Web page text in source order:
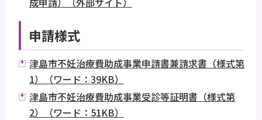
申請様式
津島市不妊治療費助成事業申請書兼請求書（様式第
1）（ワード：39KB）
津島市不妊治療費助成事業受診等証明書（様式第
2）（ワード：51KB）